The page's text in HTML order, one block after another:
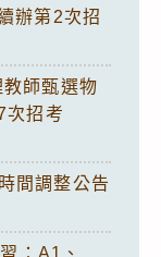
辦第2次招
師甄選物
次招考
間調整公告
：A1、